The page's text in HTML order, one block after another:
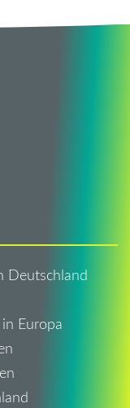
Deutschland
Europa